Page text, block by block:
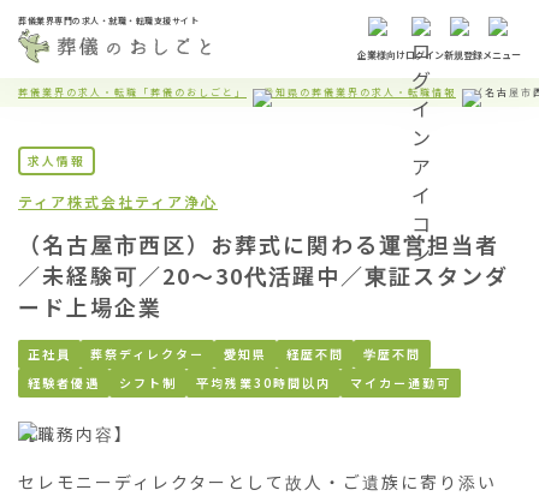
葬儀業界専門の求人・就職・転職支援サイト
企業様向けログイン新規登録メニュー
葬儀業界の求人・転職「葬儀のおしごと」 愛知県の葬儀業界の求人・転職情報 （名古屋市
求人情報
ティア株式会社ティア浄心
（名古屋市西区）お葬式に関わる運営担当者
／未経験可／20〜30代活躍中／東証スタンダ
ード上場企業
正社員 葬祭ディレクター 愛知県 経歴不問
学歴不問
経験者優遇
シフト制 平均残業30時間以内 マイカー通勤可
【職務内容】
セレモニーディレクターとして故人・ご遺族に寄り添い